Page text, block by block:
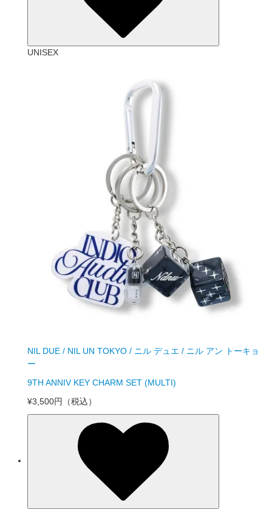
UNISEX
NIL DUE / NIL UN TOKYO / ニル デュエ / ニル アン トーキョ
ー
9TH ANNIV KEY CHARM SET (MULTI)
¥3,500円
（税込）